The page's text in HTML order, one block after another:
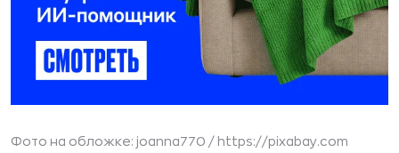
Фото на обложке: joanna770 / https://pixabay.com